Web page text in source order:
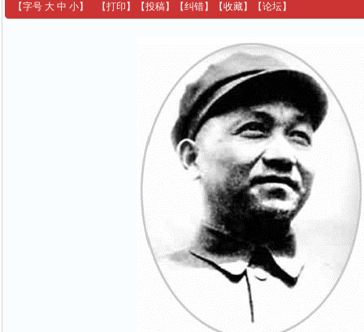
【字号 大 中 小】 【打印 】 【投稿】 【纠错】 【收藏】 【论坛】